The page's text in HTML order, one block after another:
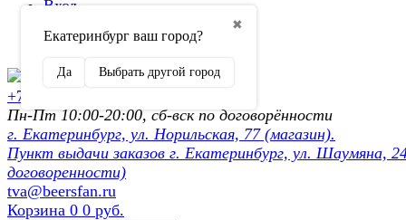
✖
Екатеринбург ваш город?
Да Выбрать другой город
Вход
Регистрация
+7 (902) 872-54-70
Пн-Пт 10:00-20:00, сб-вск по договорённости
г. Екатеринбург, ул. Норильская, 77 (магазин).
Пункт выдачи заказов г. Екатеринбург, ул. Шаумяна,
договоренности)
tva@beersfan.ru
Корзина 0 0 руб.